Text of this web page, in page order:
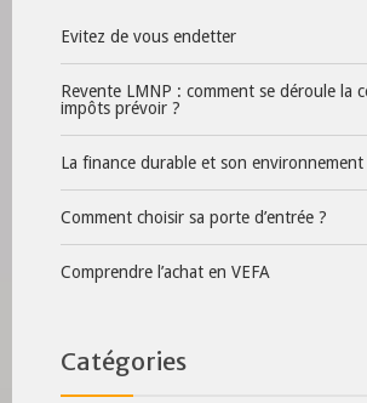
Evitez de vous endetter
Revente LMNP : comment se déroule la
impôts prévoir ?
La finance durable et son environnement
Comment choisir sa porte d’entrée ?
Comprendre l’achat en VEFA
Catégories